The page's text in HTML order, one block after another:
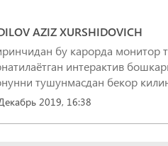
AZIZ XURSHIDOVICH
бу карорда монитор
интерактив
тушунмасдан бекор
2019, 16:38